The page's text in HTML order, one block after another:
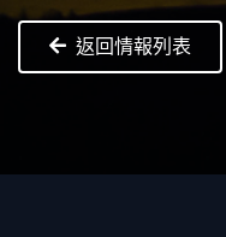
返回情報列表